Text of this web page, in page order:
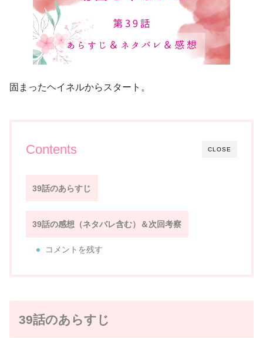
固まったヘイネルからスタート。
CLOSE
Contents
39話のあらすじ
39話の感想（ネタバレ含む）＆次回考察
コメントを残す
39話のあらすじ